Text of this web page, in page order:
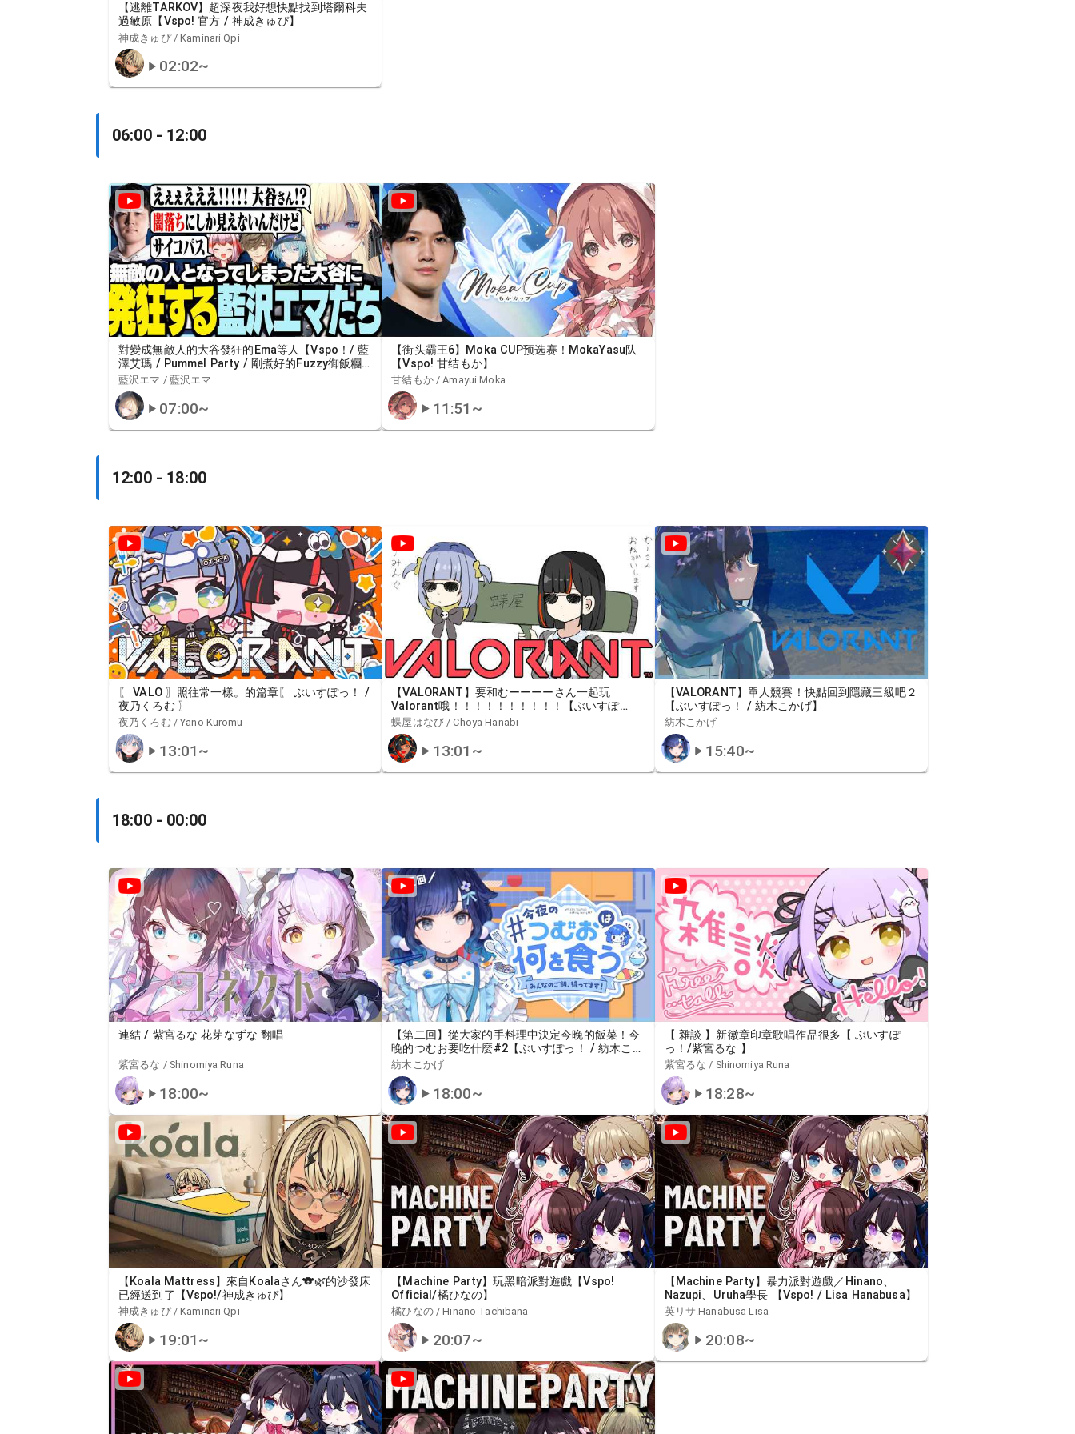
【逃離TARKOV】超深夜我好想快點找到塔爾科夫
過敏原【Vspo! 官方 / 神成きゅぴ】
神成きゅぴ / Kaminari Qpi
02:02~
06:00 - 12:00
對變成無敵人的大谷發狂的Ema等人【Vspo！/ 藍
澤艾瑪 / Pummel Party / 剛煮好的Fuzzy御飯糰 /
V第二次聚會】
藍沢エマ / 藍沢エマ
07:00~
【街头霸王6】Moka CUP预选赛！MokaYasu队
【Vspo! 甘结もか】
甘結もか / Amayui Moka
11:51 ~
12:00 - 18:00
〖 VALO 〗照往常一樣。的篇章〖 ぶいすぽっ！ /
夜乃くろむ 〗
夜乃くろむ / Yano Kuromu
13:01~
【VALORANT】要和むーーーーさん一起玩
Valorant哦！！！！！！！！！！【ぶいすぽ
っ！/ 蝶屋はなび】
蝶屋はなび / Choya Hanabi
13:01 ~
【VALORANT】單人競賽！快點回到隱藏三級吧２
【ぶいすぽっ！ / 紡木こかげ】
紡木こかげ
15:40~
18:00 - 00:00
連結 / 紫宮るな 花芽なずな 翻唱
紫宮るな / Shinomiya Runa
18:00~
【第二回】從大家的手料理中決定今晚的飯菜！今
晚的つむお要吃什麼#2【ぶいすぽっ！ / 紡木こか
げ】
紡木こかげ
18:00~
【 雜談 】新徽章印章歌唱作品很多【 ぶいすぽ
っ！/紫宮るな 】
紫宮るな / Shinomiya Runa
18:28~
【Koala Mattress】來自Koalaさん🐨🌿的沙發床
已經送到了【Vspo!/神成きゅぴ】
神成きゅぴ / Kaminari Qpi
19:01~
【Machine Party】玩黑暗派對遊戲【Vspo!
Official/橘ひなの】
橘ひなの / Hinano Tachibana
20:07~
【Machine Party】暴力派對遊戲／Hinano、
Nazupi、Uruha學長 【Vspo! / Lisa Hanabusa】
英リサ.Hanabusa Lisa
20:08~